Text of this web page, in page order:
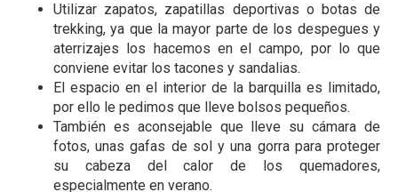
Utilizar zapatos, zapatillas deportivas o botas de
trekking, ya que la mayor parte de los despegues y
aterrizajes los hacemos en el campo, por lo que
conviene evitar los tacones y sandalias.
El espacio en el interior de la barquilla es limitado,
por ello le pedimos que lleve bolsos pequeños.
También es aconsejable que lleve su cámara de
fotos, unas gafas de sol y una gorra para proteger
su cabeza del calor de los quemadores,
especialmente en verano.